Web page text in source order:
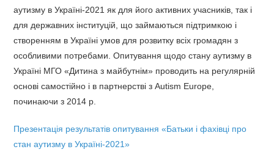
аутизму в Україні-2021 як для його активних учасників, так і
для державних інституцій, що займаються підтримкою і
створенням в Україні умов для розвитку всіх громадян з
особливими потребами. Опитування щодо стану аутизму в
Україні МГО «Дитина з майбутнім» проводить на регулярній
основі самостійно і в партнерстві з Autism Europe,
починаючи з 2014 р.
Презентація результатів опитування «Батьки і фахівці про
стан аутизму в Україні-2021»